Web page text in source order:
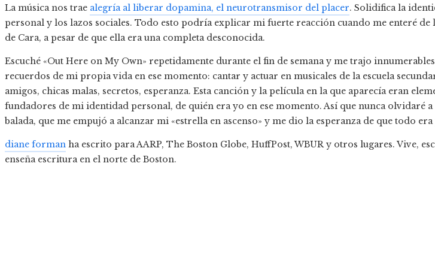
La música nos trae alegría al liberar dopamina, el neurotransmisor del placer. Solidifica la
personal y los lazos sociales. Todo esto podría explicar mi fuerte reacción cuando me enteré de
de Cara, a pesar de que ella era una completa desconocida.
Escuché «Out Here on My Own» repetidamente durante el fin de semana y me trajo innumerables
recuerdos de mi propia vida en ese momento: cantar y actuar en musicales de la escuela
amigos, chicas malas, secretos, esperanza. Esta canción y la película en la que aparecía eran
fundadores de mi identidad personal, de quién era yo en ese momento. Así que nunca olvidaré a
balada, que me empujó a alcanzar mi «estrella en ascenso» y me dio la esperanza de que todo
diane forman ha escrito para AARP, The Boston Globe, HuffPost, WBUR y otros lugares. Vive,
enseña escritura en el norte de Boston.